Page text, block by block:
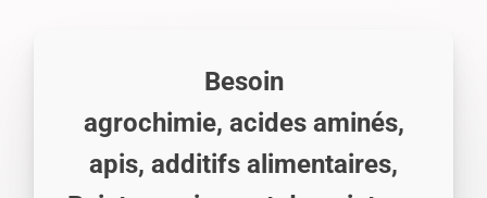
Besoin
agrochimie, acides aminés,
apis, additifs alimentaires,